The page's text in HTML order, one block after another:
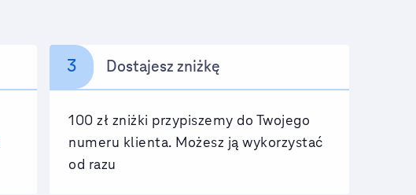
3 Dostajesz zniżkę
100 zł zniżki przypiszemy do Twojego
numeru klienta. Możesz ją wykorzystać
od razu